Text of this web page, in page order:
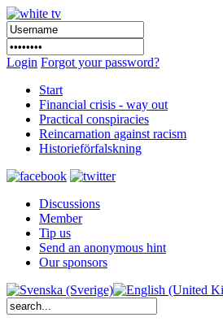
Login Forgot your password?
Start
Financial crisis - way out
Practical conspiracies
Reincarnation against racism
Historieförfalskning
Discussions
Member
Tip us
Send an anonymous hint
Our sponsors